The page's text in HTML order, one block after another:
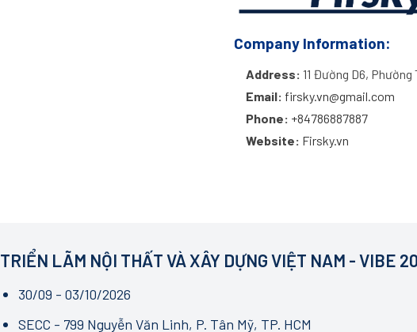
Company Information:
Address: 11 Đường D6, Phường
Email: firsky.vn@gmail.com
Phone: +84786887887
Website: Firsky.vn
TRIỂN LÃM NỘI THẤT VÀ XÂY DỰNG VIỆT NAM - VIBE
30/09 - 03/10/2026
SECC - 799 Nguyễn Văn Linh, P. Tân Mỹ, TP. HCM